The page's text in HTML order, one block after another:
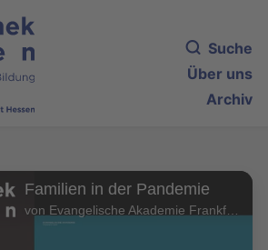
Suche
Über uns
Archiv
Familien in der Pandemie